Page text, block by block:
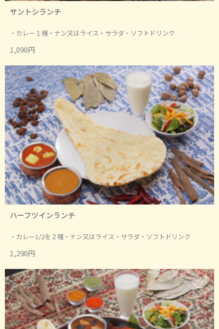
サントシランチ
・カレー１種・ナン又はライス・サラダ・ソフトドリンク
1,090円
ハーフツインランチ
・カレー1/2を２種・ナン又はライス・サラダ・ソフトドリンク
1,290円